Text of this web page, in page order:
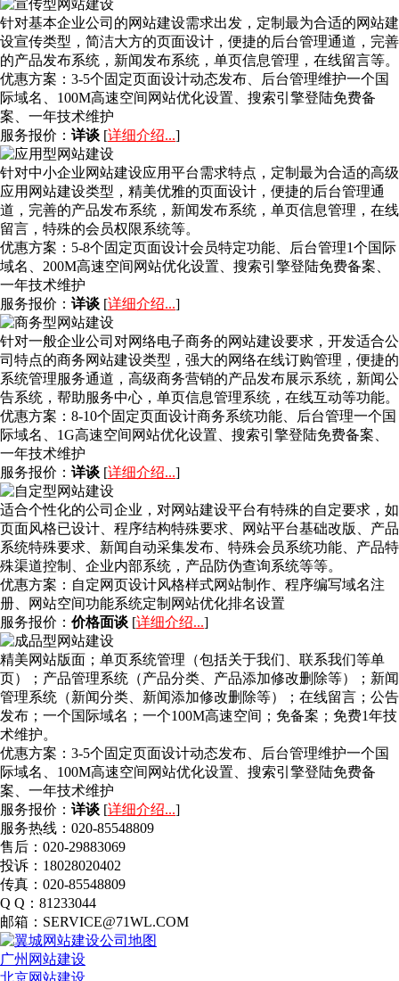
针对基本企业公司的网站建设需求出发，定制最为合适的网站建
设宣传类型，简洁大方的页面设计，便捷的后台管理通道，完善
的产品发布系统，新闻发布系统，单页信息管理，在线留言等。
优惠方案： 3-5个固定页面设计动态发布、后台管理维护一个国
际域名、100M高速空间网站优化设置、搜索引擎登陆免费备
案、一年技术维护
服务报价： 详谈 [详细介绍...]
针对中小企业网站建设应用平台需求特点，定制最为合适的高级
应用网站建设类型，精美优雅的页面设计，便捷的后台管理通
道，完善的产品发布系统，新闻发布系统，单页信息管理，在线
留言，特殊的会员权限系统等。
优惠方案： 5-8个固定页面设计会员特定功能、后台管理1个国际
域名、200M高速空间网站优化设置、搜索引擎登陆免费备案、
一年技术维护
服务报价： 详谈 [详细介绍...]
针对一般企业公司对网络电子商务的网站建设要求，开发适合公
司特点的商务网站建设类型，强大的网络在线订购管理，便捷的
系统管理服务通道，高级商务营销的产品发布展示系统，新闻公
告系统，帮助服务中心，单页信息管理系统，在线互动等功能。
优惠方案： 8-10个固定页面设计商务系统功能、后台管理一个国
际域名、1G高速空间网站优化设置、搜索引擎登陆免费备案、
一年技术维护
服务报价： 详谈 [详细介绍...]
适合个性化的公司企业，对网站建设平台有特殊的自定要求，如
页面风格已设计、程序结构特殊要求、网站平台基础改版、产品
系统特殊要求、新闻自动采集发布、特殊会员系统功能、产品特
殊渠道控制、企业内部系统，产品防伪查询系统等等。
优惠方案： 自定网页设计风格样式网站制作、程序编写域名注
册、网站空间功能系统定制网站优化排名设置
服务报价： 价格面谈 [详细介绍...]
精美网站版面；单页系统管理（包括关于我们、联系我们等单
页）；产品管理系统（产品分类、产品添加修改删除等）；新闻
管理系统（新闻分类、新闻添加修改删除等）；在线留言；公告
发布；一个国际域名；一个100M高速空间；免备案；免费1年技
术维护。
优惠方案： 3-5个固定页面设计动态发布、后台管理维护一个国
际域名、100M高速空间网站优化设置、搜索引擎登陆免费备
案、一年技术维护
服务报价： 详谈 [详细介绍...]
服务热线：020-85548809
售后：020-29883069
投诉：18028020402
传真：020-85548809
Q Q：81233044
邮箱：SERVICE@71WL.COM
广州网站建设
北京网站建设